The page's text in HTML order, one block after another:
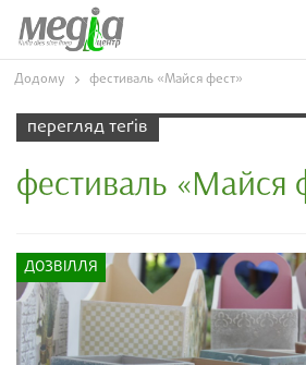
Додому фестиваль «Майся фест»
перегляд теґів
фестиваль «Майся
ДОЗВІЛЛЯ